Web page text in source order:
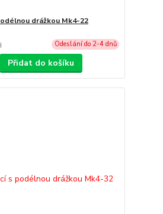
drážkou Mk4-22
Odeslání do 2-4 dnů
Přidat do košíku